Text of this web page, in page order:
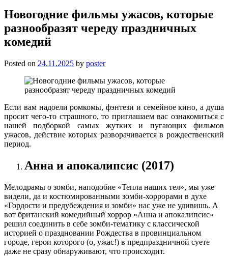
Новогодние фильмы ужасов, которые
разнообразят череду праздничных
комедий
Posted on 24.11.2025 by poster
Если вам надоели ромкомы, фэнтези и семейное кино, а душа
просит чего-то страшного, то приглашаем вас ознакомиться с
нашей подборкой самых жутких и пугающих фильмов
ужасов, действие которых разворачивается в рождественский
период.
Анна и апокалипсис (2017)
Мелодрамы о зомби, наподобие «Тепла наших тел», мы уже
видели, да и костюмированными зомби-хоррорами в духе
«Гордости и предубеждения и зомби» нас уже не удивишь. А
вот британский комедийный хоррор «Анна и апокалипсис»
решил соединить в себе зомби-тематику с классической
историей о праздновании Рождества в провинциальном
городе, герои которого (о, ужас!) в предпраздничной суете
даже не сразу обнаруживают, что происходит.